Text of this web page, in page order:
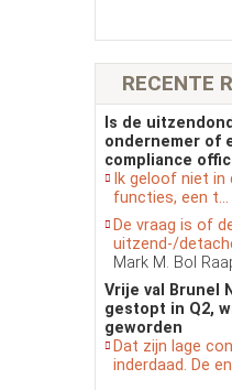
RECENTE
Is de
ondernemer of
compliance
Ik geloof niet in
functies, een t...
De vraag is of
uitzend-/
Mark M. Bol
Vrije val Brunel
gestopt in Q2,
geworden
Dat zijn lage
inderdaad. De